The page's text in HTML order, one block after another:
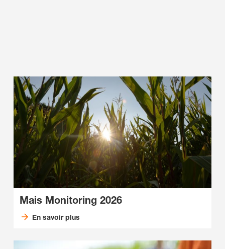
Mais Monitoring 2026
En savoir plus